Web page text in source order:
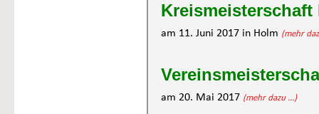
Kreismeisterschaft
am 11. Juni 2017 in Holm (mehr
am 20. Mai 2017 (mehr dazu ...)